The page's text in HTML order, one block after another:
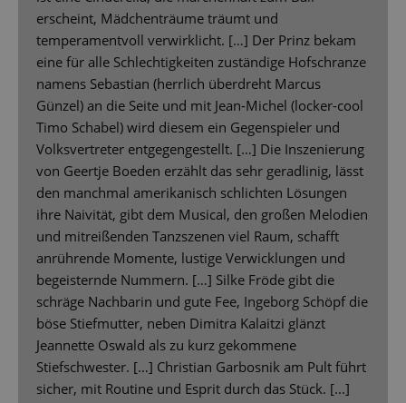
erscheint, Mädchenträume träumt und
temperamentvoll verwirklicht. […] Der Prinz bekam
eine für alle Schlechtigkeiten zuständige Hofschranze
namens Sebastian (herrlich überdreht Marcus
Günzel) an die Seite und mit Jean-Michel (locker-cool
Timo Schabel) wird diesem ein Gegenspieler und
Volksvertreter entgegengestellt. […] Die Inszenierung
von Geertje Boeden erzählt das sehr geradlinig, lässt
den manchmal amerikanisch schlichten Lösungen
ihre Naivität, gibt dem Musical, den großen Melodien
und mitreißenden Tanzszenen viel Raum, schafft
anrührende Momente, lustige Verwicklungen und
begeisternde Nummern. […] Silke Fröde gibt die
schräge Nachbarin und gute Fee, Ingeborg Schöpf die
böse Stiefmutter, neben Dimitra Kalaitzi glänzt
Jeannette Oswald als zu kurz gekommene
Stiefschwester. […] Christian Garbosnik am Pult führt
sicher, mit Routine und Esprit durch das Stück. [...]